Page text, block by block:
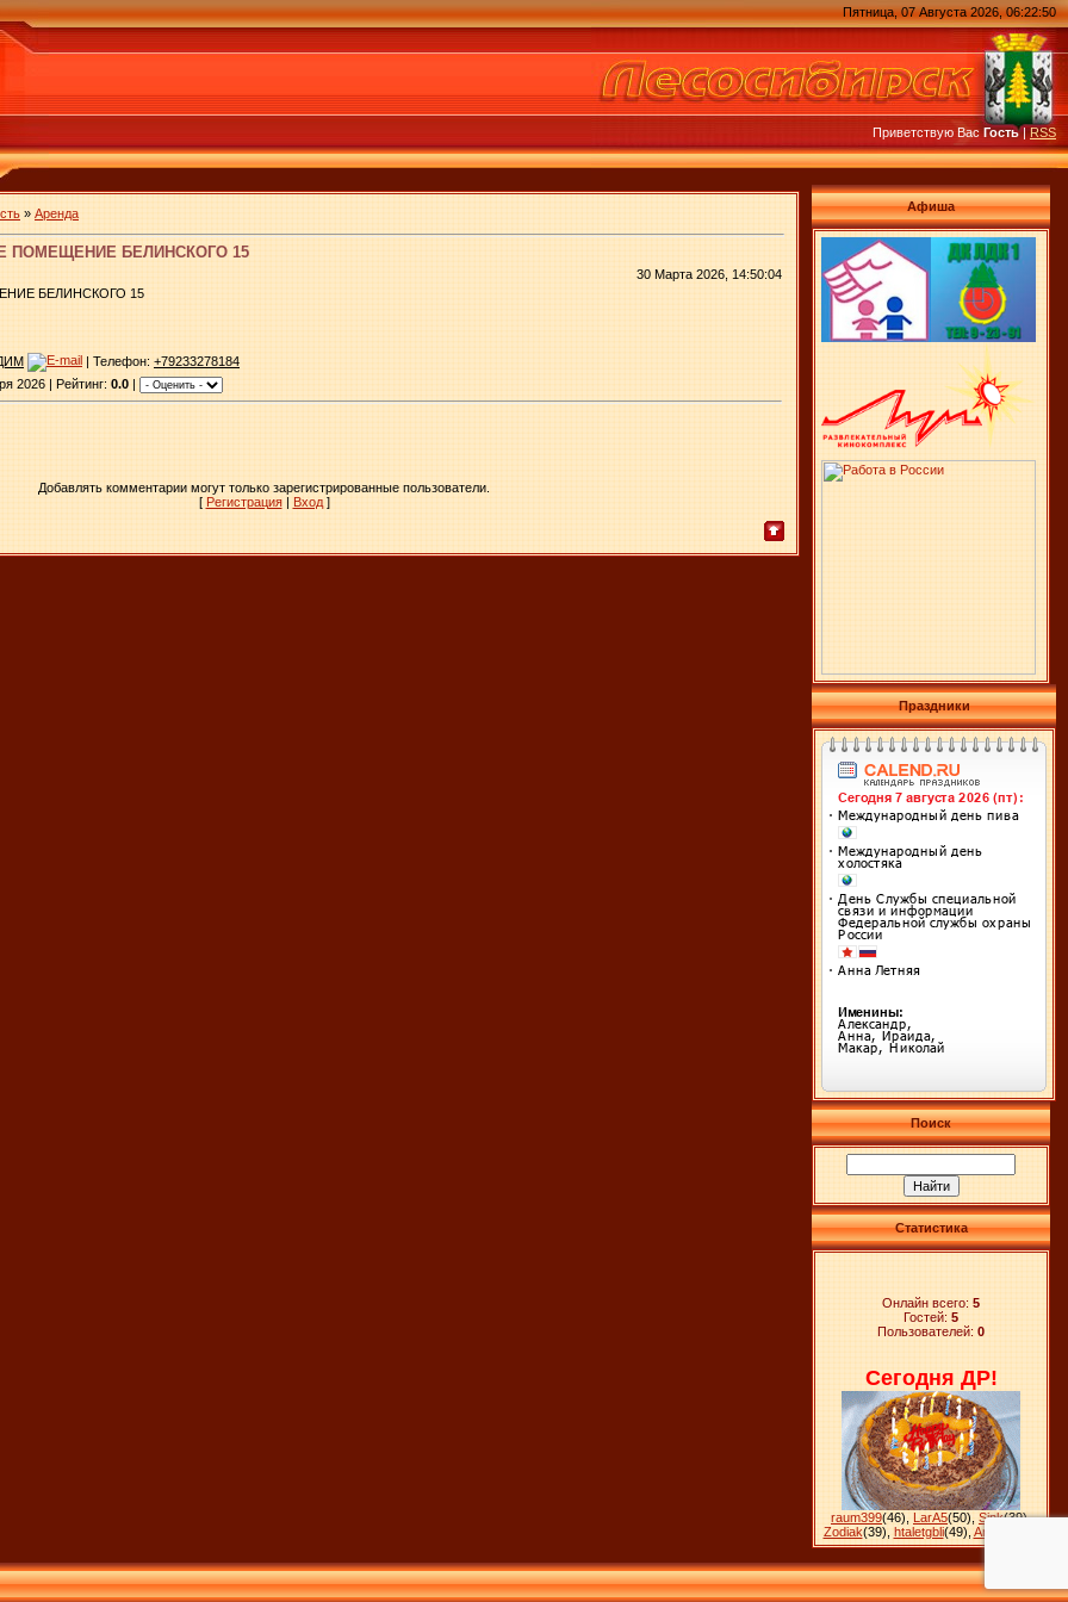
Пятница, 07 Августа 2026, 06:22:50
Приветствую ВасГость|RSS
» Аренда
БЕЛИНСКОГО 15
30 Марта 2026, 14:50:04
БЕЛИНСКОГО 15
| Телефон: +79233278184
2026 | Рейтинг: 0.0 |
Добавлять комментарии могут только зарегистрированные пользователи.
[ Регистрация| Вход]
Афиша
Праздники
Поиск
Статистика
Онлайн всего: 5
Гостей: 5
Пользователей: 0
Сегодня ДР!
raum399(46) LarA5(50) Sink(39),
Zodiak(39) htaletgbli(49) Ankara